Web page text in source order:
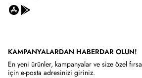
KAMPANYALARDAN HABERDAR OLUN!
En yeni ürünler, kampanyalar ve size özel
için e-posta adresinizi giriniz.